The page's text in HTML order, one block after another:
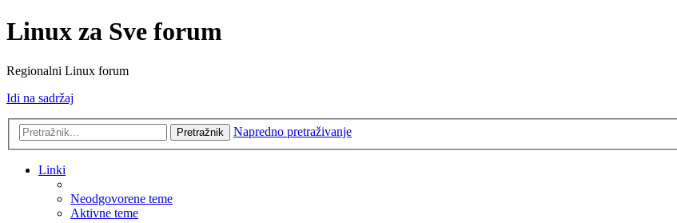
Linux za Sve forum
Regionalni Linux forum
Idi na sadržaj
Pretražnik Napredno pretraživanje
Linki
Neodgovorene teme
Aktivne teme